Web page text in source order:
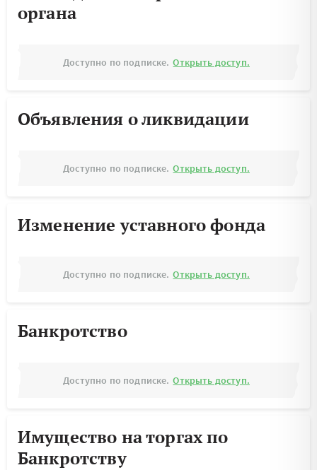
органа
Доступно по подписке. Открыть доступ.
Объявления о ликвидации
Доступно по подписке. Открыть доступ.
Изменение уставного фонда
Доступно по подписке. Открыть доступ.
Банкротство
Доступно по подписке. Открыть доступ.
Имущество на торгах по
Банкротству